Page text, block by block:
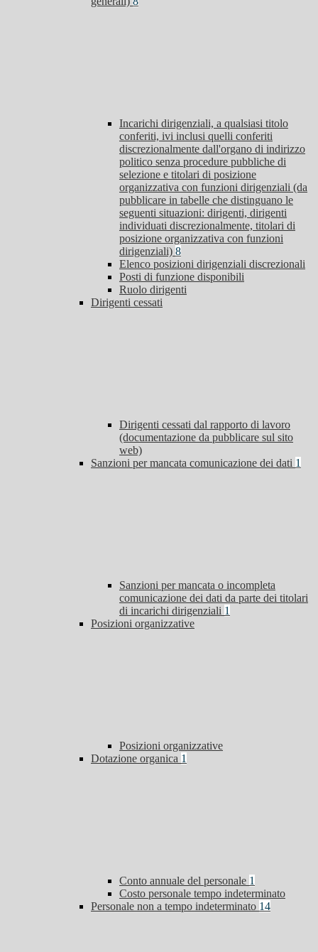
Incarichi dirigenziali, a qualsiasi titolo
conferiti, ivi inclusi quelli conferiti
discrezionalmente dall'organo di indirizzo
politico senza procedure pubbliche di
selezione e titolari di posizione
organizzativa con funzioni dirigenziali (da
pubblicare in tabelle che distinguano le
seguenti situazioni: dirigenti, dirigenti
individuati discrezionalmente, titolari di
posizione organizzativa con funzioni
dirigenziali) 8
Elenco posizioni dirigenziali discrezionali
Posti di funzione disponibili
Ruolo dirigenti
Dirigenti cessati
Dirigenti cessati dal rapporto di lavoro
(documentazione da pubblicare sul sito
web)
Sanzioni per mancata comunicazione dei dati 1
Sanzioni per mancata o incompleta
comunicazione dei dati da parte dei titolari
di incarichi dirigenziali 1
Posizioni organizzative
Posizioni organizzative
Dotazione organica 1
Conto annuale del personale 1
Costo personale tempo indeterminato
Personale non a tempo indeterminato 14